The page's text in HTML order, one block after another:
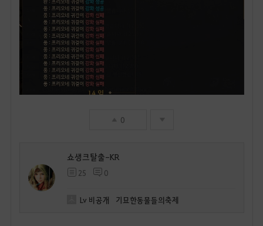
0
쇼생크탈출-KR
25 0
Lv 비공개 기묘한동물들의축제